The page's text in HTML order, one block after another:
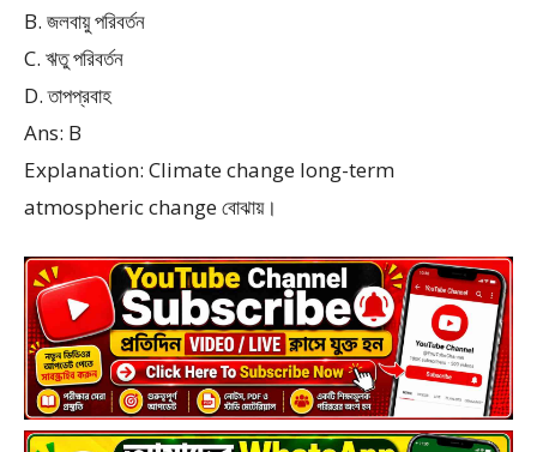
B. জলবায়ু পরিবর্তন
C. ঋতু পরিবর্তন
D. তাপপ্রবাহ
Ans: B
Explanation: Climate change long-term
atmospheric change বোঝায়।